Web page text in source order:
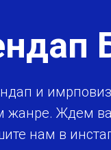
и
жанре. Ждем
нам в